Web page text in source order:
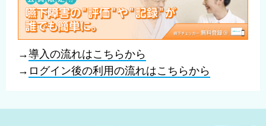
→導入の流れはこちらから
→ ログイン後の利用の流れはこちらから